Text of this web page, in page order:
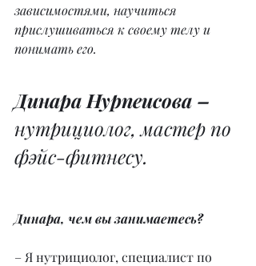
зависимостями, научиться
прислушиваться к своему телу и
понимать его.
Динара Нурпеисова –
нутрициолог, мастер по
фэйс-фитнесу.
Динара, чем вы занимаетесь?
– Я нутрициолог, специалист по